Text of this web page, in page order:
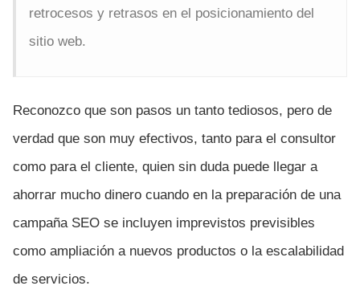
retrocesos y retrasos en el posicionamiento del
sitio web.
Reconozco que son pasos un tanto tediosos, pero de
verdad que son muy efectivos, tanto para el consultor
como para el cliente, quien sin duda puede llegar a
ahorrar mucho dinero cuando en la preparación de una
campaña SEO se incluyen imprevistos previsibles
como ampliación a nuevos productos o la escalabilidad
de servicios.